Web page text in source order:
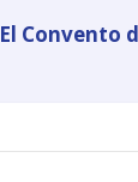
El Convento